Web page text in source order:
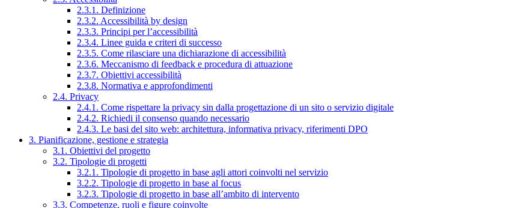
2.3.1. Definizione
2.3.2. Accessibilità by design
2.3.3. Principi per l’accessibilità
2.3.4. Linee guida e criteri di successo
2.3.5. Come rilasciare una dichiarazione di accessibilità
2.3.6. Meccanismo di feedback e procedura di attuazione
2.3.7. Obiettivi accessibilità
2.3.8. Normativa e approfondimenti
2.4. Privacy
2.4.1. Come rispettare la privacy sin dalla progettazione di un sito o servizio digitale
2.4.2. Richiedi il consenso quando necessario
2.4.3. Le basi del sito web: architettura, informativa privacy, riferimenti DPO
3. Pianificazione, gestione e strategia
3.1. Obiettivi del progetto
3.2. Tipologie di progetti
3.2.1. Tipologie di progetto in base agli attori coinvolti nel servizio
3.2.2. Tipologie di progetto in base al focus
3.2.3. Tipologie di progetto in base all’ambito di intervento
3.3. Competenze, ruoli e figure coinvolte